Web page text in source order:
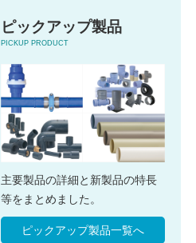
ピックアップ製品
PICKUP PRODUCT
主要製品の詳細と新製品の特長
等をまとめました。
ピックアップ製品一覧へ